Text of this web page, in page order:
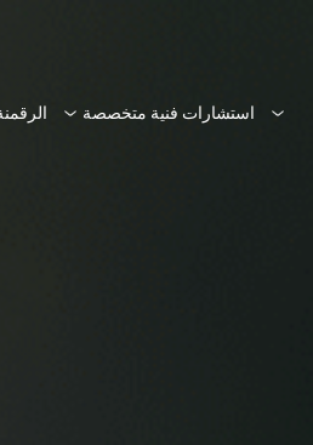
استشارات فنية متخصصة